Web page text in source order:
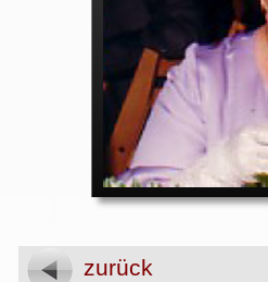
zurück